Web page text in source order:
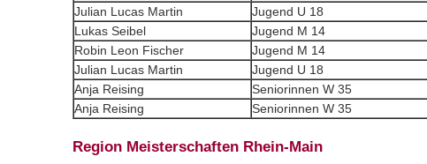
Julian Lucas Martin
Jugend U 18
Lukas Seibel
Jugend M 14
Robin Leon Fischer
Jugend M 14
Julian Lucas Martin
Jugend U 18
Anja Reising
Seniorinnen W 35
Anja Reising
Seniorinnen W 35
Region Meisterschaften Rhein-Main